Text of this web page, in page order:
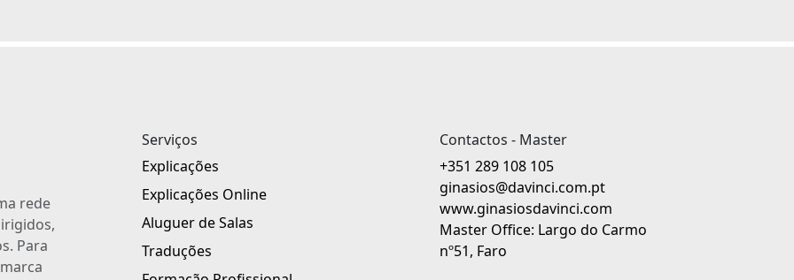
rede
Para
Serviços
Explicações
Explicações Online
Aluguer de Salas
Traduções
Contactos - Master
+351 289 108 105
ginasios@davinci.com.pt
www.ginasiosdavinci.com
Master Office: Largo do Carmo
nº51, Faro